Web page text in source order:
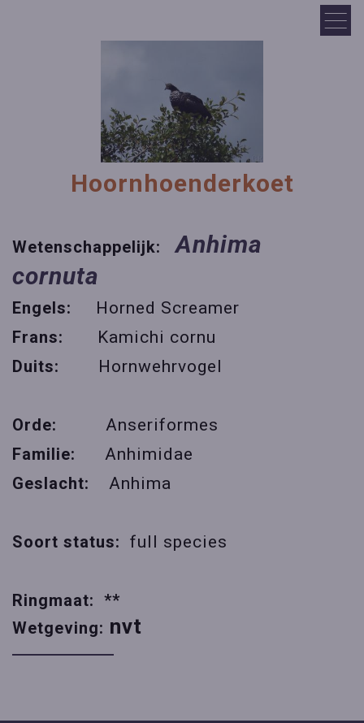
Hoornhoenderkoet
Wetenschappelijk:
Anhima
cornuta
Engels: Horned Screamer
Frans: Kamichi cornu
Duits: Hornwehrvogel
Orde:
Anseriformes
Familie:
Anhimidae
Geslacht:
Anhima
Soort status: full species
Ringmaat: **
Wetgeving: nvt